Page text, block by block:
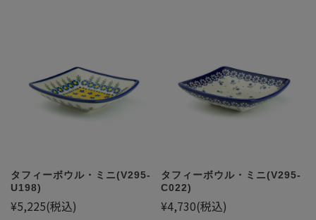
タフィーボウル・ミニ(V295-
U198)
¥5,225(税込)
タフィーボウル・ミニ(V295-
C022)
¥4,730(税込)